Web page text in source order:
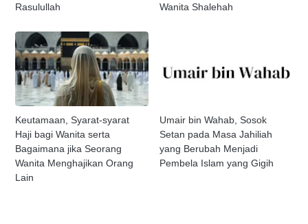
Rasulullah
Wanita Shalehah
Keutamaan, Syarat-syarat
Haji bagi Wanita serta
Bagaimana jika Seorang
Wanita Menghajikan Orang
Lain
Umair bin Wahab, Sosok
Setan pada Masa Jahiliah
yang Berubah Menjadi
Pembela Islam yang Gigih